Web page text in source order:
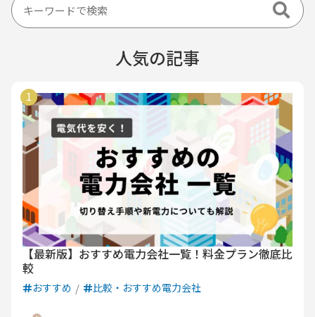
人気の記事
【最新版】おすすめ電力会社一覧！料金プラン徹底比
較
おすすめ 比較・おすすめ電力会社